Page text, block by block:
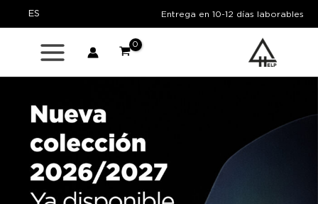
ES Entrega en 10-12 días laborables